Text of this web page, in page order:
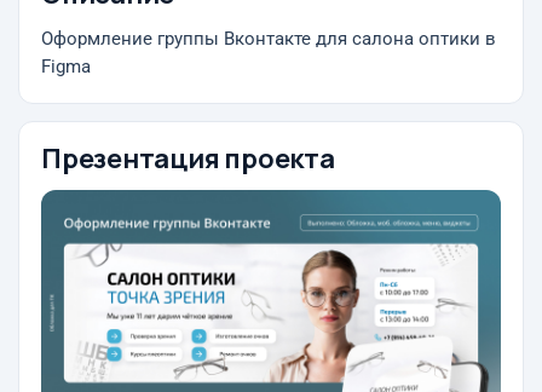
Оформление группы Вконтакте для салона оптики в
Figma
Презентация проекта